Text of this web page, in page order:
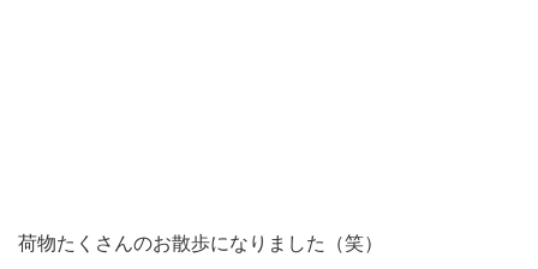
荷物たくさんのお散歩になりました（笑）